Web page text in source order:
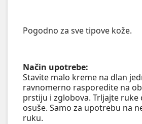
Pogodno za sve tipove kože.
Način upotrebe:
Stavite malo kreme na dlan
ravnomerno rasporedite na
prstiju i zglobova. Trljajte ruke
osuše. Samo za upotrebu na
ruku.